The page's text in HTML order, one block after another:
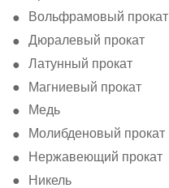
Вольфрамовый прокат
Дюралевый прокат
Латунный прокат
Магниевый прокат
Медь
Молибденовый прокат
Нержавеющий прокат
Никель